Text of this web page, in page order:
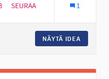
28 SEURAAJAA
SEURAA 1
NÄYTÄ IDEA